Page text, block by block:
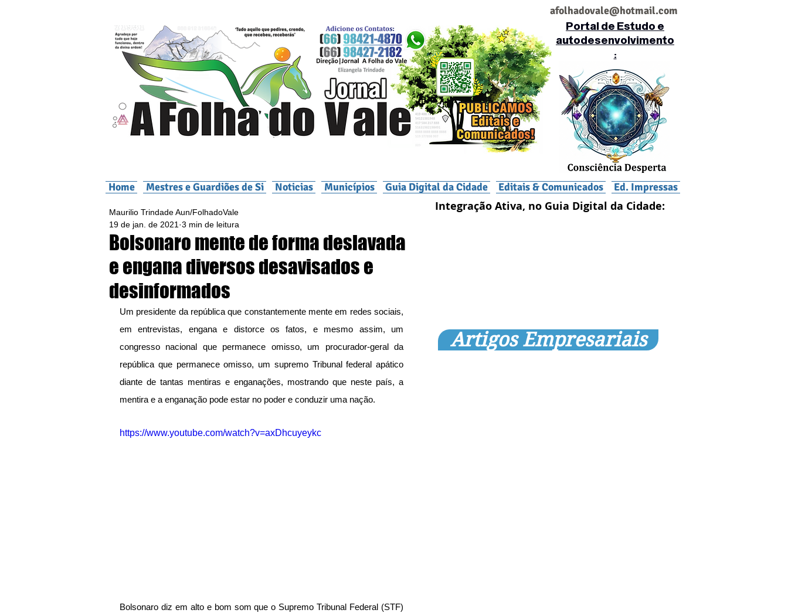
afolhadovale@hotmail.com
Portal de Estudo e
autodesenvolvimento
:
Home Mestres e Guardiões de Si Noticias Municípios Guia Digital da Cidade Editais & Comunicados Ed. Impressas
Bolsonaro mente de forma deslavada
e engana diversos desavisados e
desinformados
Maurilio Trindade Aun/FolhadoVale
19 de jan. de 2021 3 min de leitura
Um presidente da república que constantemente mente em redes sociais,
em entrevistas, engana e distorce os fatos, e mesmo assim, um
congresso nacional que permanece omisso, um procurador-geral da
república que permanece omisso, um supremo Tribunal federal apático
diante de tantas mentiras e enganações, mostrando que neste país, a
mentira e a enganação pode estar no poder e conduzir uma nação.
https://www.youtube.com/watch?v=axDhcuyeykc
Bolsonaro diz em alto e bom som que o Supremo Tribunal Federal (STF)
Integração Ativa, no Guia Digital da Cidade:
Artigos Empresariais